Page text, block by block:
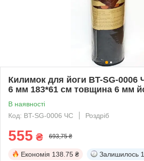
Килимок для йоги BT-SG-0006
6 мм 183*61 см товщина 6 мм
В наявності
Код: BT-SG-0006 ЧС
Роздріб
555 ₴ 693,75 ₴
Економія 138.75 ₴ Залишилось